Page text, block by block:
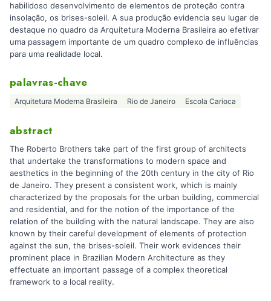
habilidoso desenvolvimento de elementos de proteção contra
insolação, os brises-soleil. A sua produção evidencia seu lugar de
destaque no quadro da Arquitetura Moderna Brasileira ao efetivar
uma passagem importante de um quadro complexo de influências
para uma realidade local.
palavras-chave
Arquitetura Moderna Brasileira Rio de Janeiro Escola Carioca
abstract
The Roberto Brothers take part of the first group of architects
that undertake the transformations to modern space and
aesthetics in the beginning of the 20th century in the city of Rio
de Janeiro. They present a consistent work, which is mainly
characterized by the proposals for the urban building, commercial
and residential, and for the notion of the importance of the
relation of the building with the natural landscape. They are also
known by their careful development of elements of protection
against the sun, the brises-soleil. Their work evidences their
prominent place in Brazilian Modern Architecture as they
effectuate an important passage of a complex theoretical
framework to a local reality.